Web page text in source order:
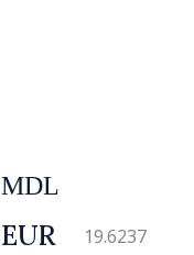
MDL
EUR 19.6237